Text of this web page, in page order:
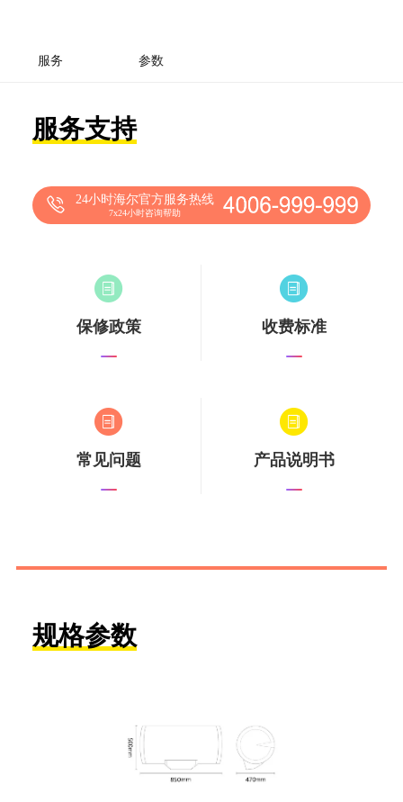
服务 参数
服务支持
24小时海尔官方服务热线
7x24小时咨询帮助
保修政策 收费标准
常见问题 产品说明书
规格参数